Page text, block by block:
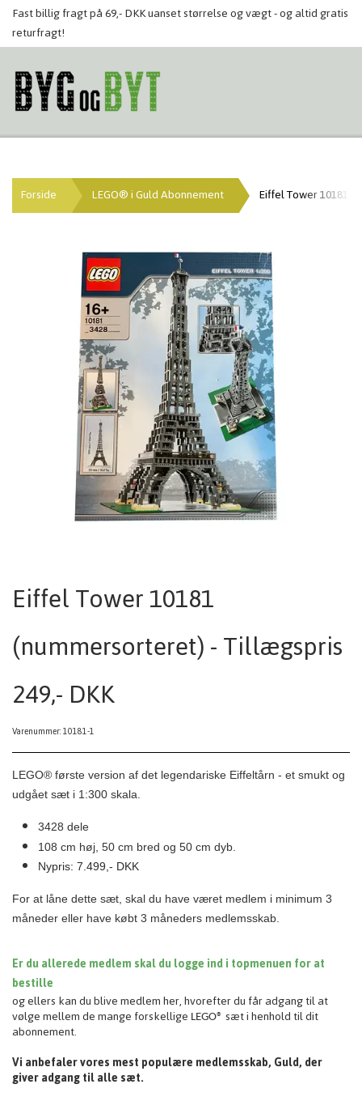
Fast billig fragt på 69,- DKK uanset størrelse og vægt - og altid gratis
returfragt!
Forside LEGO® i Guld Abonnement Eiffel Tower 10181
Eiffel Tower 10181
(nummersorteret) - Tillægspris
249,- DKK
Varenummer: 10181-1
LEGO® første version af det legendariske Eiffeltårn - et smukt og
udgået sæt i 1:300 skala.
3428 dele
108 cm høj, 50 cm bred og 50 cm dyb.
Nypris: 7.499,- DKK
For at låne dette sæt, skal du have været medlem i minimum 3
måneder eller have købt 3 måneders medlemsskab.
Er du allerede medlem skal du logge ind i topmenuen for at
bestille
og ellers kan du blive medlem her, hvorefter du får adgang til at
vølge mellemde mange forskellige LEGO® sæt i henhold til dit
abonnement.
Vi anbefaler vores mest populære medlemsskab, Guld, der
giver adgang til alle sæt.